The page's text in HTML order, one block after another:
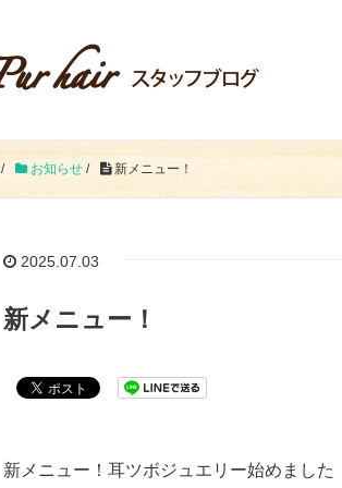
/ お知らせ / 新メニュー！
2025.07.03
新メニュー！
新メニュー！耳ツボジュエリー始めました